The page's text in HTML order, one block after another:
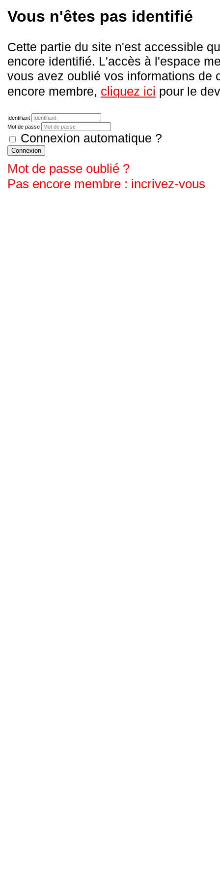
Vous n'êtes pas identifié
Cette partie du site n'est accessible
encore identifié. L'accès à l'espace
vous avez oublié vos informations de
encore membre, cliquez ici pour le
Identifiant
Mot de passe
Connexion automatique ?
Connexion
Mot de passe oublié ?
Pas encore membre : incrivez-vous